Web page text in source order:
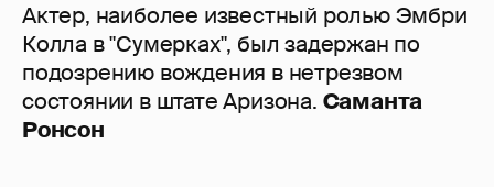
Актер, наиболее известный ролью Эмбри
Колла в "Сумерках", был задержан по
подозрению вождения в нетрезвом
состоянии в штате Аризона. Саманта
Ронсон